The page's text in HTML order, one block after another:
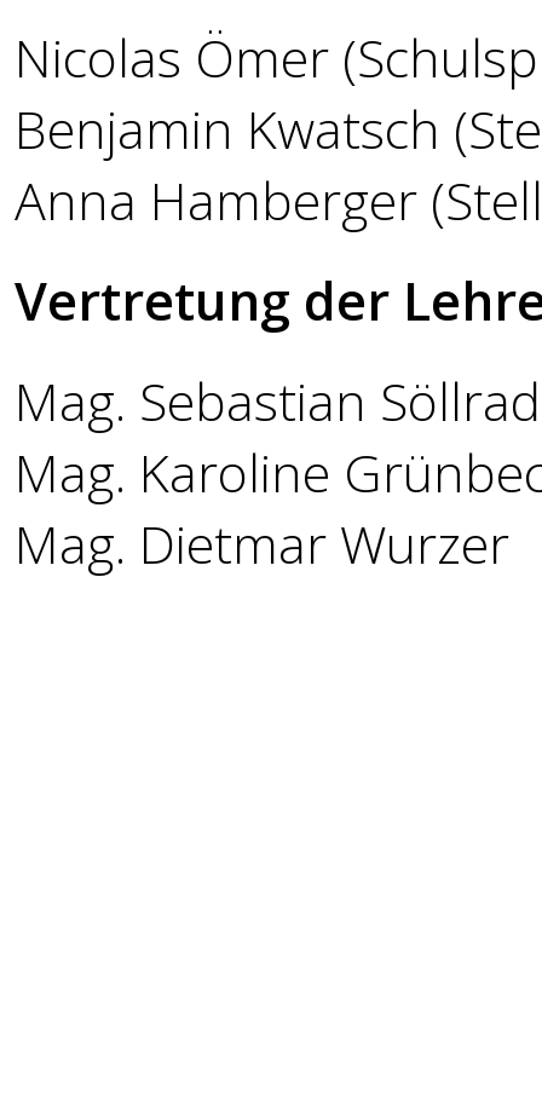
Nicolas Ömer
Benjamin Kwatsch
Anna Hamberger
Vertretung der
Mag. Sebastian
Mag. Karoline
Mag. Dietmar Wurzer